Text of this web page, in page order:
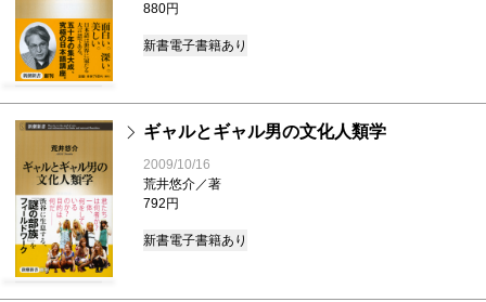
880円
新書電子書籍あり
ギャルとギャル男の文化人類学
2009/10/16
荒井悠介／著
792円
新書電子書籍あり